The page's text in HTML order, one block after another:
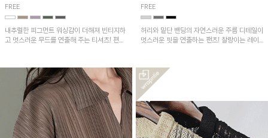
FREE
내추럴한 피그먼트 워싱감이 더해져 빈티지하
고 멋스러운 무드를 연출해 주는 티셔츠! 편안
FREE
허리와 밑단 밴딩의 자연스러운 주름 디테일이
멋스러운 핏을 연출하는 팬츠! 찰랑이는 레이
기기 좋은 아이템입니다~